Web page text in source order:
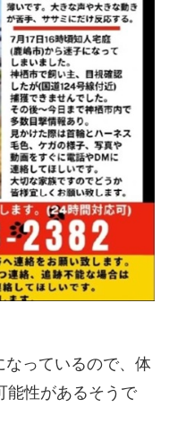
なっているので、体
能性があるそうで